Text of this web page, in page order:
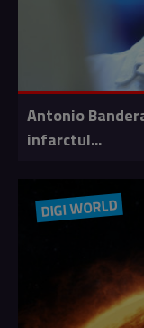
Antonio
infarctul...
DIGI WORLD